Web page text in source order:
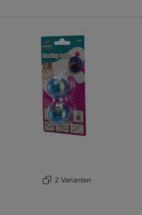
2 Varianten